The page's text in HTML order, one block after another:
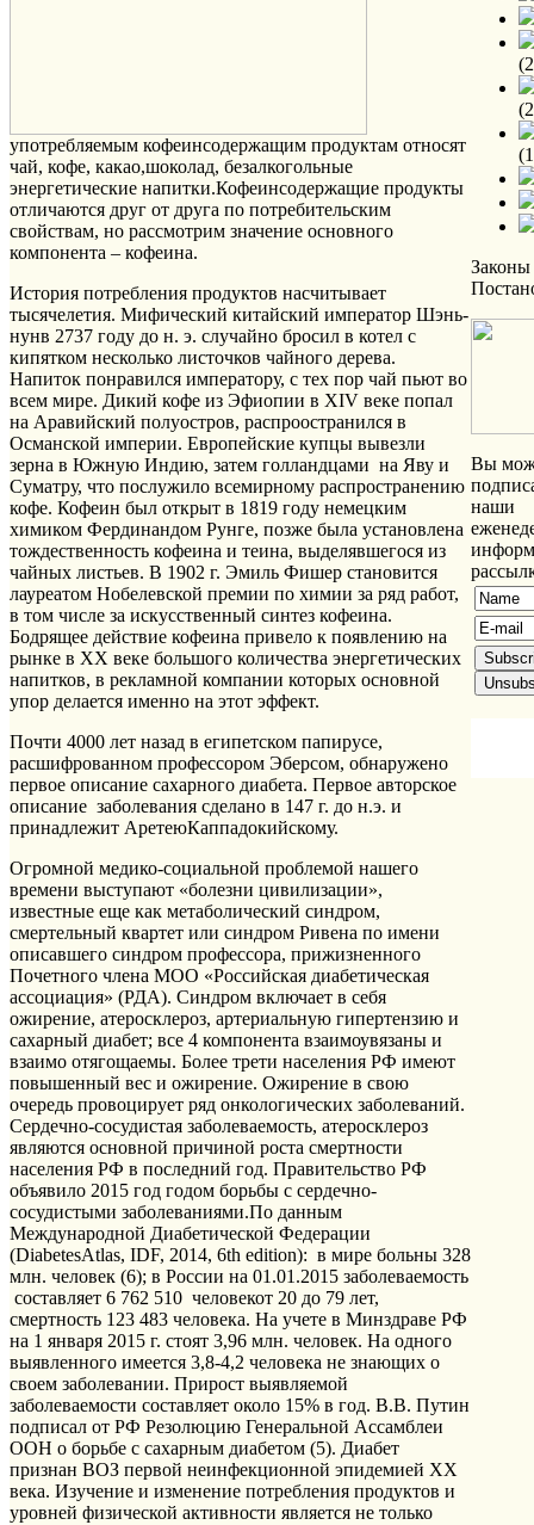
употребляемым кофеинсодержащим продуктам относят
чай, кофе, какао,шоколад, безалкогольные
энергетические напитки.Кофеинсодержащие продукты
отличаются друг от друга по потребительским
свойствам, но рассмотрим значение основного
компонента – кофеина.
История потребления продуктов насчитывает
тысячелетия. Мифический китайский император Шэнь-
нунв 2737 году до н. э. случайно бросил в котел с
кипятком несколько листочков чайного дерева.
Напиток понравился императору, с тех пор чай пьют во
всем мире. Дикий кофе из Эфиопии в XIV веке попал
на Аравийский полуостров, распроостранился в
Османской империи. Европейские купцы вывезли
зерна в Южную Индию, затем голландцами на Яву и
Суматру, что послужило всемирному распространению
кофе. Кофеин был открыт в 1819 году немецким
химиком Фердинандом Рунге, позже была установлена
тождественность кофеина и теина, выделявшегося из
чайных листьев. В 1902 г. Эмиль Фишер становится
лауреатом Нобелевской премии по химии за ряд работ,
в том числе за искусственный синтез кофеина.
Бодрящее действие кофеина привело к появлению на
рынке в ХХ веке большого количества энергетических
напитков, в рекламной компании которых основной
упор делается именно на этот эффект.
Почти 4000 лет назад в египетском папирусе,
расшифрованном профессором Эберсом, обнаружено
первое описание сахарного диабета. Первое авторское
описание заболевания сделано в 147 г. до н.э. и
принадлежит АретеюКаппадокийскому.
Огромной медико-социальной проблемой нашего
времени выступают «болезни цивилизации»,
известные еще как метаболический синдром,
смертельный квартет или синдром Ривена по имени
описавшего синдром профессора, прижизненного
Почетного члена МОО «Российская диабетическая
ассоциация» (РДА). Синдром включает в себя
ожирение, атеросклероз, артериальную гипертензию и
сахарный диабет; все 4 компонента взаимоувязаны и
взаимо отягощаемы. Более трети населения РФ имеют
повышенный вес и ожирение. Ожирение в свою
очередь провоцирует ряд онкологических заболеваний.
Сердечно-сосудистая заболеваемость, атеросклероз
являются основной причиной роста смертности
населения РФ в последний год. Правительство РФ
объявило 2015 год годом борьбы с сердечно-
сосудистыми заболеваниями.По данным
Международной Диабетической Федерации
(DiabetesAtlas, IDF, 2014, 6th edition): в мире больны 328
млн. человек (6); в России на 01.01.2015 заболеваемость
составляет 6 762 510 человекот 20 до 79 лет,
смертность 123 483 человека. На учете в Минздраве РФ
на 1 января 2015 г. стоят 3,96 млн. человек. На одного
выявленного имеется 3,8-4,2 человека не знающих о
своем заболевании. Прирост выявляемой
заболеваемости составляет около 15% в год. В.В. Путин
подписал от РФ Резолюцию Генеральной Ассамблеи
ООН о борьбе с сахарным диабетом (5). Диабет
признан ВОЗ первой неинфекционной эпидемией ХХ
века. Изучение и изменение потребления продуктов и
уровней физической активности является не только
Вы
наши